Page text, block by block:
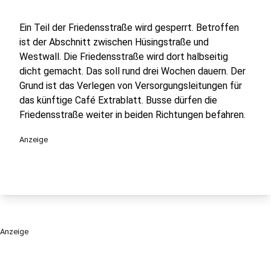
Ein Teil der Friedensstraße wird gesperrt. Betroffen
ist der Abschnitt zwischen Hüsingstraße und
Westwall. Die Friedensstraße wird dort halbseitig
dicht gemacht. Das soll rund drei Wochen dauern. Der
Grund ist das Verlegen von Versorgungsleitungen für
das künftige Café Extrablatt. Busse dürfen die
Friedensstraße weiter in beiden Richtungen befahren.
Anzeige
Anzeige